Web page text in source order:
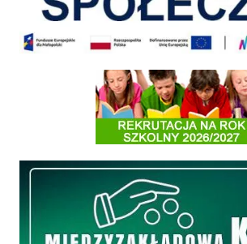
Informacja o terminach rekrutacji na
Międzyzakładowa Kasa Zapomogowo - Pożyczkowa